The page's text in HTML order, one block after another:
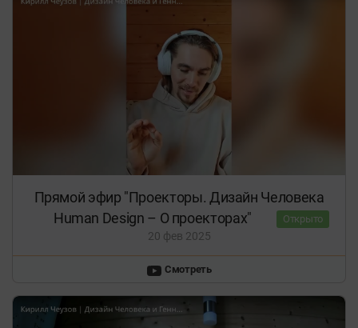
Прямой эфир "Проекторы. Дизайн Человека
Human Design – О проекторах"
Открыто
20 фев 2025
Смотреть